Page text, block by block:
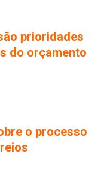
prioridades
do orçamento
o processo